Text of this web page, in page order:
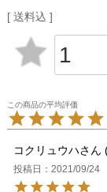
送料込
コクリュウハ
投稿日
2021/09/24